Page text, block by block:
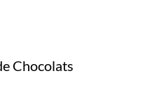
Chocolats